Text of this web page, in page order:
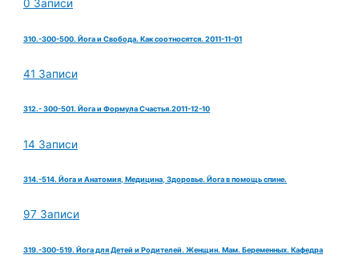
0 Записи
310.-300-500. Йога и Свобода. Как соотносятся. 2011-11-01
41 Записи
312.- 300-501. Йога и Формула Счастья.2011-12-10
14 Записи
314.-514. Йога и Анатомия, Медицина, Здоровье. Йога в помощь спине.
97 Записи
319.-300-519. Йога для Детей и Родителей. Женщин. Мам. Беременных. Кафедра